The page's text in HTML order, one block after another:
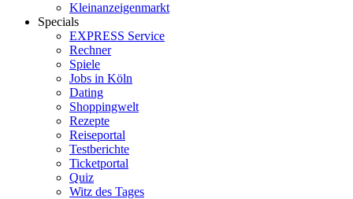
Kleinanzeigenmarkt
Specials
EXPRESS Service
Rechner
Spiele
Jobs in Köln
Dating
Shoppingwelt
Rezepte
Reiseportal
Testberichte
Ticketportal
Quiz
Witz des Tages